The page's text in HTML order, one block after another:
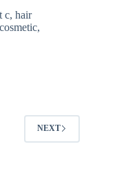
c, hair
,
NEXT